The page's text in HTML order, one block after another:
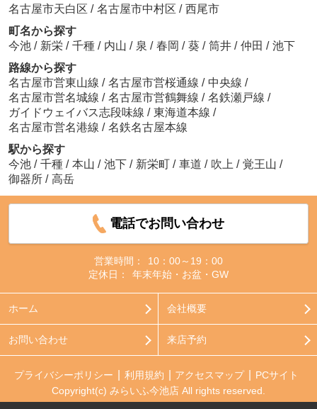
名古屋市天白区 / 名古屋市中村区 / 西尾市
町名から探す
今池 / 新栄 / 千種 / 内山 / 泉 / 春岡 / 葵 / 筒井 / 仲田 / 池下
路線から探す
名古屋市営東山線 / 名古屋市営桜通線 / 中央線 /
名古屋市営名城線 / 名古屋市営鶴舞線 / 名鉄瀬戸線 /
ガイドウェイバス志段味線 / 東海道本線 /
名古屋市営名港線 / 名鉄名古屋本線
駅から探す
今池 / 千種 / 本山 / 池下 / 新栄町 / 車道 / 吹上 / 覚王山 /
御器所 / 高岳
電話でお問い合わせ
営業時間：
10：00～19：00
定休日：
年末年始・お盆・GW
ホーム 会社概要
お問い合わせ 来店予約
プライバシーポリシー 利用規約 アクセスマップ
PCサイト
Copyright(c) みらいふ今池店 All rights reserved.